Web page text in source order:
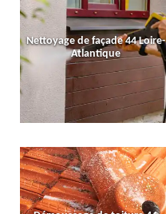
Nettoyage de façade 44 Loire-
Atlantique